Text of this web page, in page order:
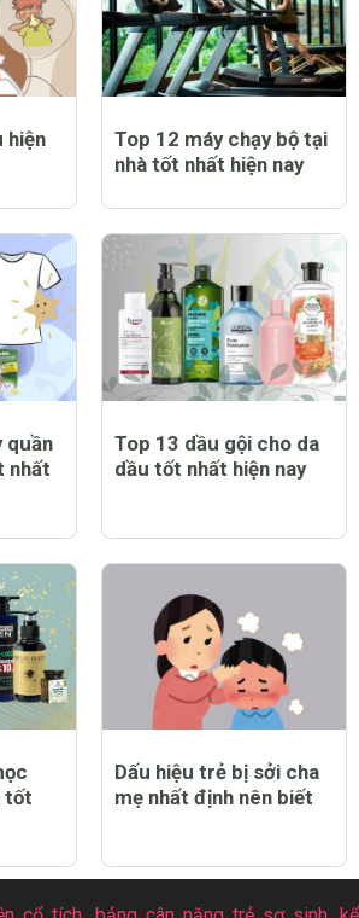
hiện
Top 12 máy chạy bộ tại
nhà tốt nhất hiện nay
quần
nhất
Top 13 dầu gội cho da
dầu tốt nhất hiện nay
tốt
Dấu hiệu trẻ bị sởi cha
mẹ nhất định nên biết